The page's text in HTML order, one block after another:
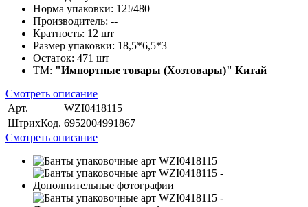
Норма упаковки: 12!/480
Производитель: --
Кратность: 12 шт
Размер упаковки: 18,5*6,5*3
Остаток: 471 шт
ТМ: "Импортные товары (Хозтовары)" Китай
Смотреть описание
Арт.
WZI0418115
ШтрихКод. 6952004991867
Смотреть описание